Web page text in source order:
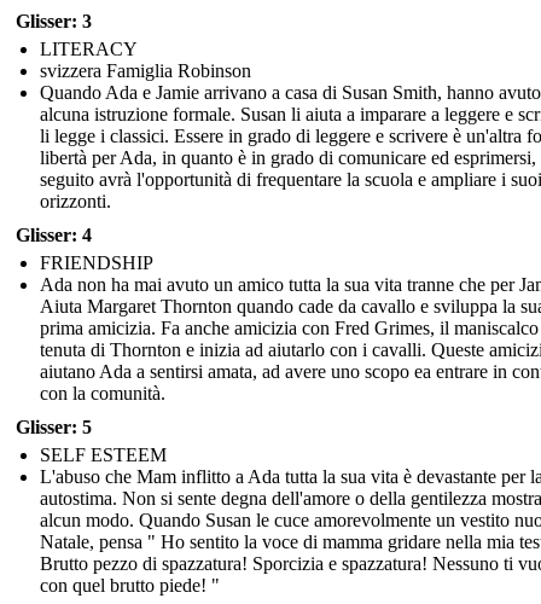
Glisser: 3
LITERACY
svizzera Famiglia Robinson
Quando Ada e Jamie arrivano a casa di Susan Smith, hanno avuto
alcuna istruzione formale. Susan li aiuta a imparare a leggere e
li legge i classici. Essere in grado di leggere e scrivere è un'altra
libertà per Ada, in quanto è in grado di comunicare ed esprimersi,
seguito avrà l'opportunità di frequentare la scuola e ampliare i suoi
orizzonti.
Glisser: 4
FRIENDSHIP
Ada non ha mai avuto un amico tutta la sua vita tranne che per
Aiuta Margaret Thornton quando cade da cavallo e sviluppa la
prima amicizia. Fa anche amicizia con Fred Grimes, il
tenuta di Thornton e inizia ad aiutarlo con i cavalli. Queste
aiutano Ada a sentirsi amata, ad avere uno scopo ea entrare in
con la comunità.
Glisser: 5
SELF ESTEEM
L'abuso che Mam inflitto a Ada tutta la sua vita è devastante per
autostima. Non si sente degna dell'amore o della gentilezza
alcun modo. Quando Susan le cuce amorevolmente un vestito
Natale, pensa " Ho sentito la voce di mamma gridare nella mia
Brutto pezzo di spazzatura! Sporcizia e spazzatura! Nessuno ti
con quel brutto piede! "